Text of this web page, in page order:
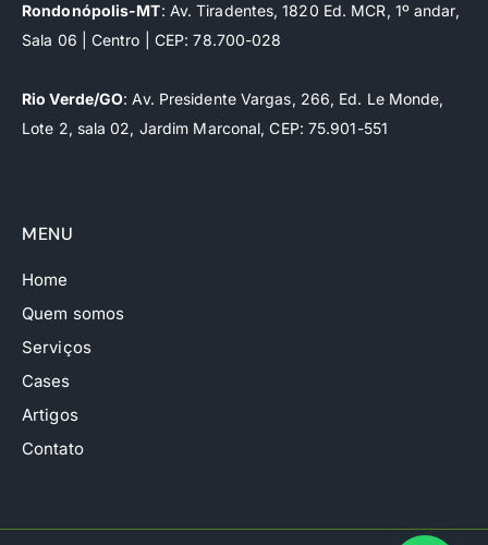
Rondonópolis-MT: Av. Tiradentes, 1820 Ed. MCR, 1º andar,
Sala 06 | Centro | CEP: 78.700-028
Rio Verde/GO: Av. Presidente Vargas, 266, Ed. Le Monde,
Lote 2, sala 02, Jardim Marconal, CEP: 75.901-551
MENU
Home
Quem somos
Serviços
Cases
Artigos
Contato